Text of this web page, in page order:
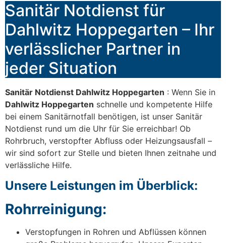
Sanitär Notdienst für
Dahlwitz Hoppegarten – Ihr
verlässlicher Partner in
jeder Situation
Sanitär Notdienst Dahlwitz Hoppegarten : Wenn Sie in
Dahlwitz Hoppegarten schnelle und kompetente Hilfe
bei einem Sanitärnotfall benötigen, ist unser Sanitär
Notdienst rund um die Uhr für Sie erreichbar! Ob
Rohrbruch, verstopfter Abfluss oder Heizungsausfall –
wir sind sofort zur Stelle und bieten Ihnen zeitnahe und
verlässliche Hilfe.
Unsere Leistungen im Überblick:
Rohrreinigung:
Verstopfungen in Rohren und Abflüssen können